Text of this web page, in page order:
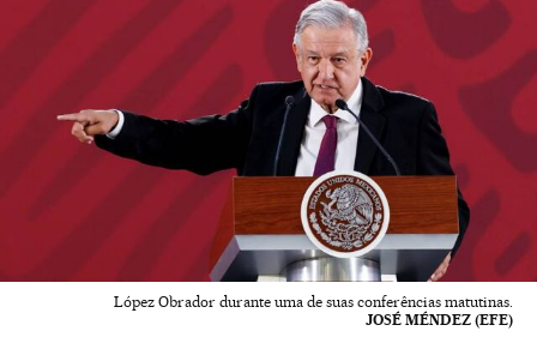
López Obrador durante uma de suas conferências matutinas.
JOSÉ MÉNDEZ (EFE)